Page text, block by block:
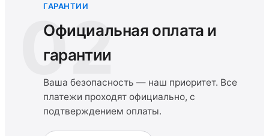
02
ГАРАНТИИ
Официальная оплата и
гарантии
Ваша безопасность — наш приоритет. Все
платежи проходят официально, с
подтверждением оплаты.